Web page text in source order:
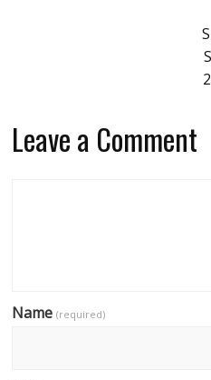
Leave a Comment
Name(required)